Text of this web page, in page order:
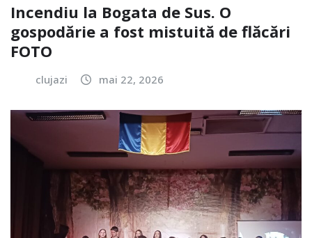
Incendiu la Bogata de Sus. O
gospodărie a fost mistuită de flăcări
FOTO
clujazi mai 22, 2026